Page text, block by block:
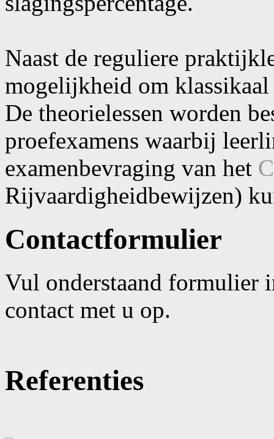
Naast de reguliere
mogelijkheid om
De theorielessen worden
proefexamens waarbij
examenbevraging van het
Rijvaardigheidbewijzen)
Contactformulier
Vul onderstaand formulier
contact met u op.
Referenties